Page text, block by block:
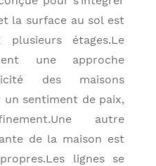
la surface au sol est
plusieurs étages.Le
une approche
des maisons
sentiment de paix,
autre
de la maison est
lignes se